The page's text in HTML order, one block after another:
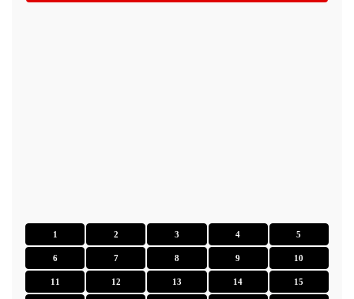
1 2 3 4 5
6 7 8 9 10
11 12 13 14 15